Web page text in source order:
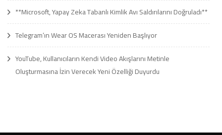
**Microsoft, Yapay Zeka Tabanlı Kimlik Avı Saldırılarını Doğruladı**
Telegram’ın Wear OS Macerası Yeniden Başlıyor
YouTube, Kullanıcıların Kendi Video Akışlarını Metinle
Oluşturmasına İzin Verecek Yeni Özelliği Duyurdu